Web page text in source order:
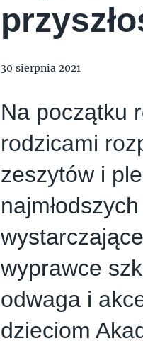
30 sierpnia 2021
Na początku
rodzicami
zeszytów i
wyprawce
odwaga i
dzieciom